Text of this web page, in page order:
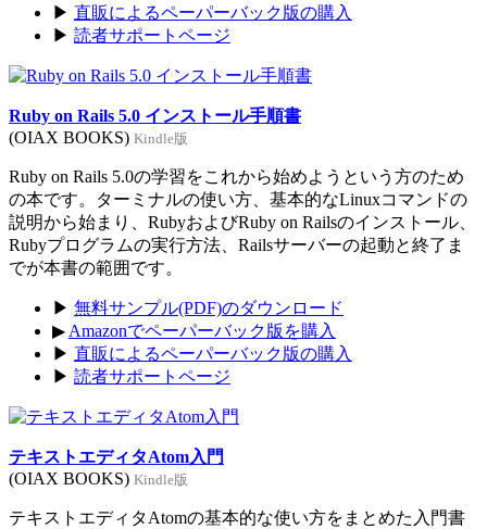
▶ 直販によるペーパーバック版の購入
▶ 読者サポートページ
Ruby on Rails 5.0 インストール手順書
(OIAX BOOKS) Kindle版
Ruby on Rails 5.0の学習をこれから始めようという方のため
の本です。ターミナルの使い方、基本的なLinuxコマンドの
説明から始まり、RubyおよびRuby on Railsのインストール、
Rubyプログラムの実行方法、Railsサーバーの起動と終了ま
でが本書の範囲です。
▶ 無料サンプル(PDF)のダウンロード
▶ Amazonでペーパーバック版を購入
▶ 直販によるペーパーバック版の購入
▶ 読者サポートページ
テキストエディタAtom入門
(OIAX BOOKS) Kindle版
テキストエディタAtomの基本的な使い方をまとめた入門書